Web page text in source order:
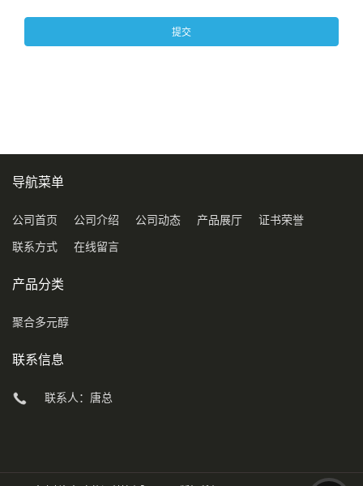
提交
导航菜单
公司首页 公司介绍 公司动态 产品展厅 证书荣誉
联系方式 在线留言
产品分类
聚合多元醇
联系信息
联系人：唐总